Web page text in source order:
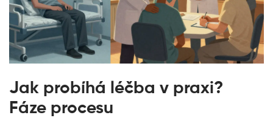
Jak probíhá léčba v praxi?
Fáze procesu